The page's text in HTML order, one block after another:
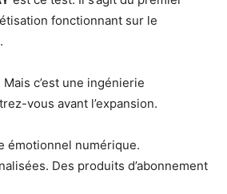
fonctionnant sur le
Mais c’est une ingénierie
vous avant l’expansion.
émotionnel numérique.
Des produits d’abonnement